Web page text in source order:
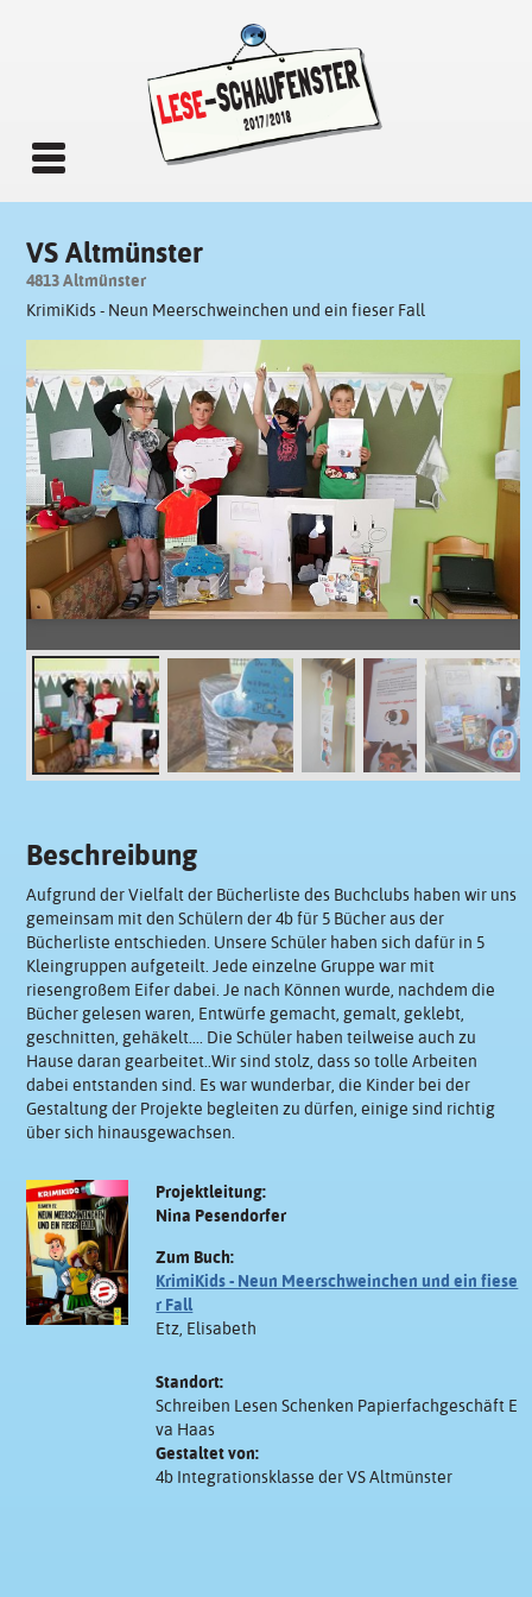
VS Altmünster
4813 Altmünster
KrimiKids - Neun Meerschweinchen und ein fieser Fall
Beschreibung
Aufgrund der Vielfalt der Bücherliste des Buchclubs haben wir uns
gemeinsam mit den Schülern der 4b für 5 Bücher aus der
Bücherliste entschieden. Unsere Schüler haben sich dafür in 5
Kleingruppen aufgeteilt. Jede einzelne Gruppe war mit
riesengroßem Eifer dabei. Je nach Können wurde, nachdem die
Bücher gelesen waren, Entwürfe gemacht, gemalt, geklebt,
geschnitten, gehäkelt.... Die Schüler haben teilweise auch zu
Hause daran gearbeitet..Wir sind stolz, dass so tolle Arbeiten
dabei entstanden sind. Es war wunderbar, die Kinder bei der
Gestaltung der Projekte begleiten zu dürfen, einige sind richtig
über sich hinausgewachsen.
Projektleitung:
Nina Pesendorfer
Zum Buch:
KrimiKids - Neun Meerschweinchen und ein fiese
r Fall
Etz, Elisabeth
Standort:
Schreiben Lesen Schenken Papierfachgeschäft E
va Haas
Gestaltet von:
4b Integrationsklasse der VS Altmünster